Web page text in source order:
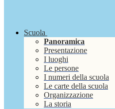
Scuola
Panoramica
Presentazione
I luoghi
Le persone
I numeri della scuola
Le carte della scuola
Organizzazione
La storia